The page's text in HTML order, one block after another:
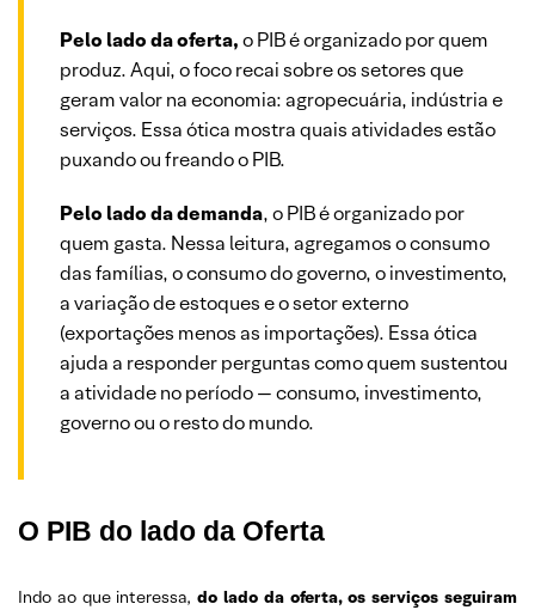
Pelo lado da oferta,o PIB é organizado por quem
produz. Aqui, o foco recai sobre os setores que
geram valor na economia: agropecuária, indústria e
serviços. Essa ótica mostra quais atividades estão
puxando ou freando o PIB.
Pelo lado da demanda, o PIB é organizado por
quem gasta. Nessa leitura, agregamos o consumo
das famílias, o consumo do governo, o investimento,
a variação de estoques e o setor externo
(exportações menos as importações). Essa ótica
ajuda a responder perguntas como quem sustentou
a atividade no período — consumo, investimento,
governo ou o resto do mundo.
O PIB do lado da Oferta
Indo ao que interessa,do lado da oferta, os serviços seguiram